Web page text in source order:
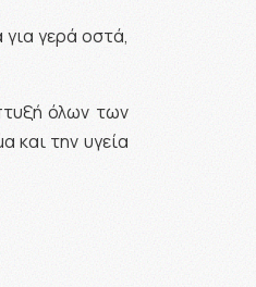
γερά οστά,
όλων των
και την υγεία